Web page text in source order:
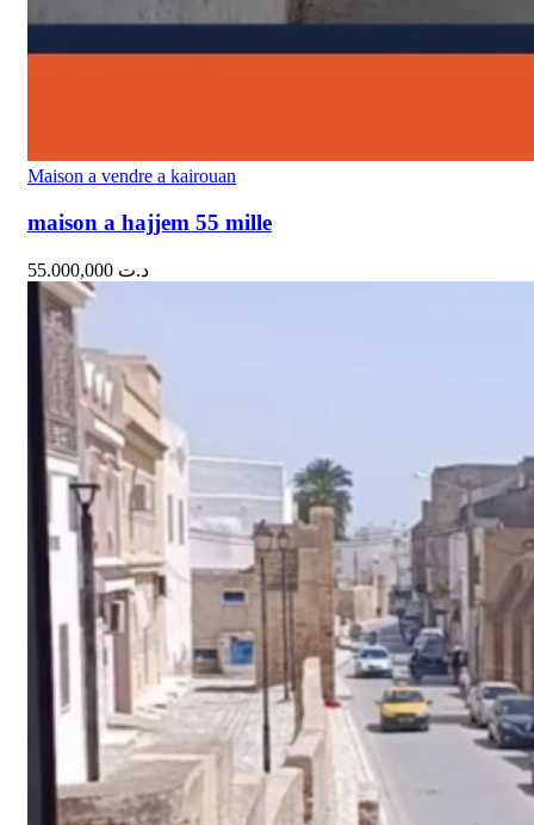
Maison a vendre a kairouan
maison a hajjem 55 mille
د.ت